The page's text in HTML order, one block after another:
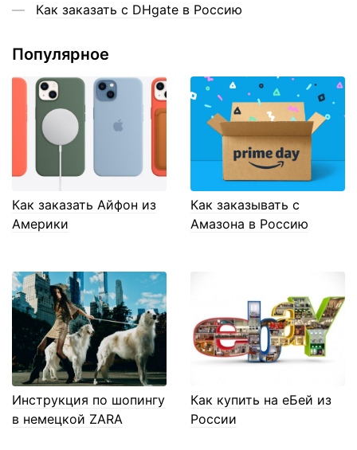
Как заказать с DHgate в Россию
Популярное
Как заказать Айфон из
Америки
Как заказывать с
Амазона в Россию
Инструкция по шопингу
в немецкой ZARA
Как купить на еБей из
России